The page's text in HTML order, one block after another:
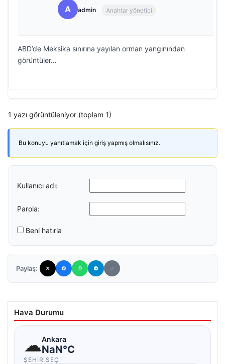
A admin Anahtar yönetici
ABD’de Meksika sınırına yayılan orman yangınından
görüntüler…
1 yazı görüntüleniyor (toplam 1)
Bu konuyu yanıtlamak için giriş yapmış olmalısınız.
Kullanıcı adı:
Parola:
Beni hatırla
Paylaş:
Hava Durumu
☁Ankara
NaN°C
ŞEHIR SEÇ